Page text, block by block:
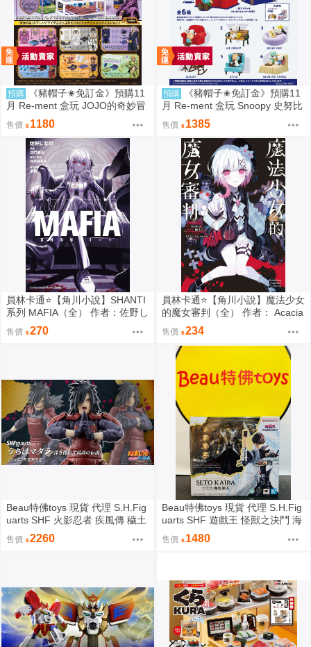
預購
《豬帽子✬免訂金》預購11
月 Re-ment 盒玩 JOJO的奇妙冒
險 服裝精品店 黃金之風 中盒6入
0816
售價 1180
預購
《豬帽子✬免訂金》預購11
月 Re-ment 盒玩 Snoopy 史努比
悠閒座椅場景 中盒6入 0816
售價 1385
員林卡通⭐️【角川小說】SHANTI
系列 MAFIA（全） 作者：佐野し
なの (附尼采書套)
售價 270
員林卡通⭐️【角川小說】魔法少女
的魔女審判（全） 作者： Acacia
(附尼采書套)
售價 234
Beau特佛toys 現貨 代理 S.H.Fig
uarts SHF 火影忍者 疾風傳 穢土
轉身 宇智波斑 0209
售價 2260
Beau特佛toys 現貨 代理 S.H.Fig
uarts SHF 遊戲王 怪獸之決鬥 海
馬瀬人 0209
售價 1480